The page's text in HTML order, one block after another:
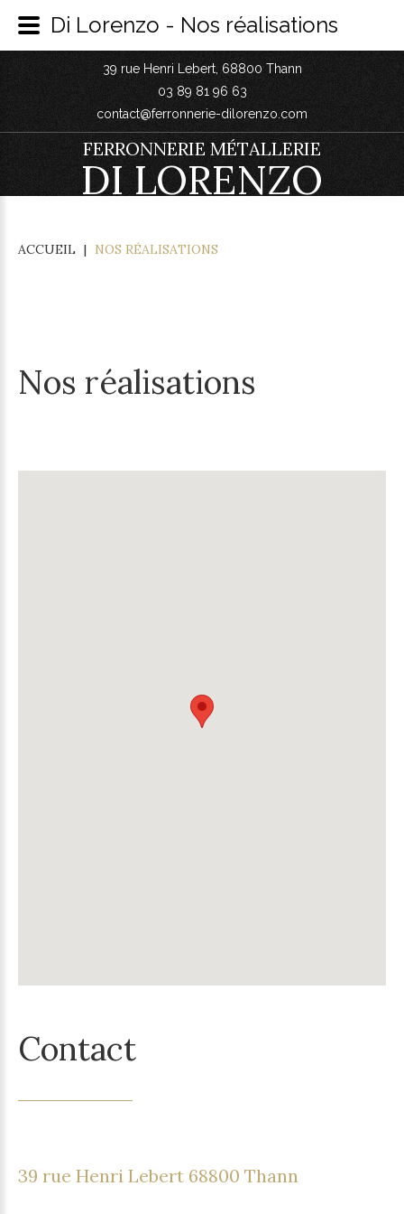
39 rue Henri Lebert, 68800 Thann
03 89 81 96 63
contact@ferronnerie-dilorenzo.com
FERRONNERIE MÉTALLERIE
DI LORENZO
ACCUEIL | NOS RÉALISATIONS
Nos réalisations
Contact
39 rue Henri Lebert 68800 Thann
Di Lorenzo - Nos réalisations